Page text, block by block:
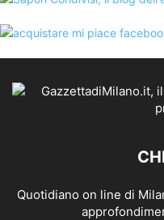
Quotidiano on line di